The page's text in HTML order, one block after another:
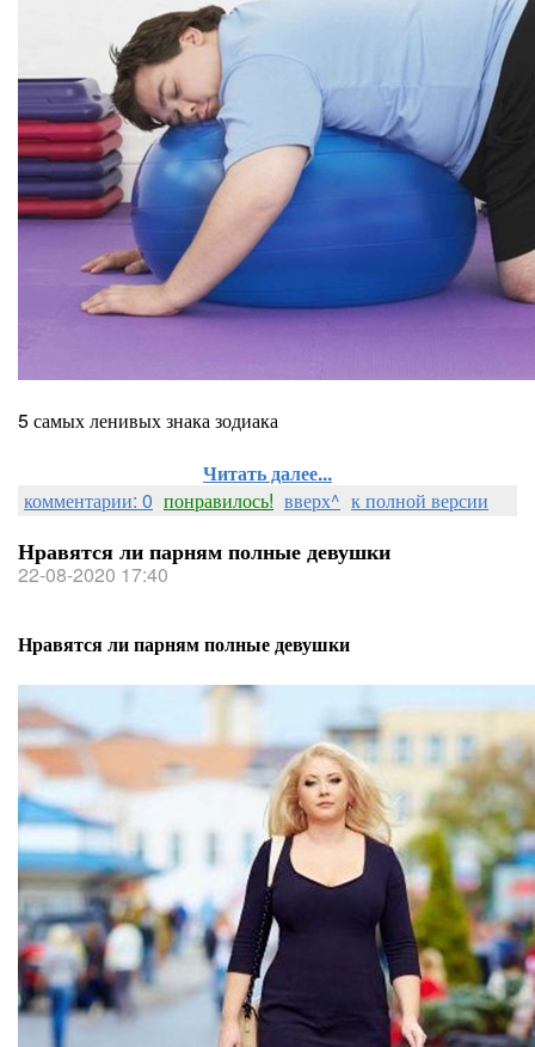
5 самых ленивых знака зодиака
Читать далее...
комментарии: 0 понравилось! вверх^ к полной версии
Нравятся ли парням полные девушки
22-08-2020 17:40
Нравятся ли парням полные девушки